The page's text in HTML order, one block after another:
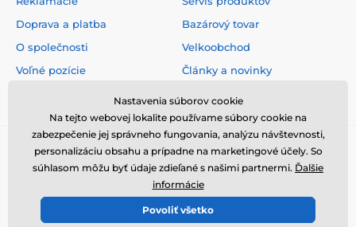
Doprava a platba
O společnosti
Voľné pozície
Bazárový tovar
Velkoobchod
Články a novinky
© 2026 www.elektricke-obojky.sk ⦁ E-shop vytvorila
Nastavenia súborov cookie
Na tejto webovej lokalite používame súbory cookie na
zabezpečenie jej správneho fungovania, analýzu návštevnosti,
personalizáciu obsahu a prípadne na marketingové účely. So
súhlasom môžu byť údaje zdieľané s našimi partnermi. Ďalšie
informácie
Povoliť všetko